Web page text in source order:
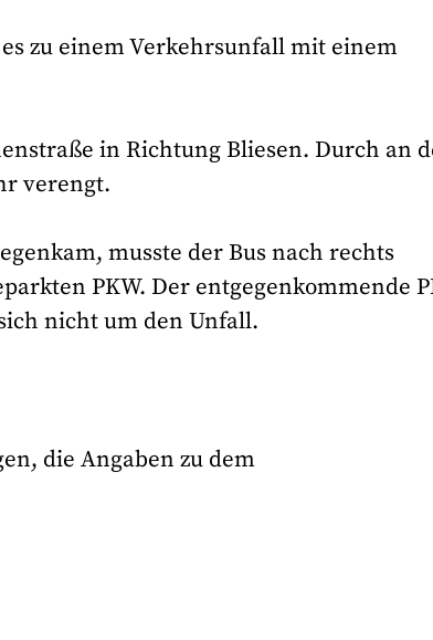
es zu einem Verkehrsunfall mit einem
in Richtung Bliesen. Durch an
verengt.
musste der Bus nach rechts
PKW. Der entgegenkommende
nicht um den Unfall.
die Angaben zu dem